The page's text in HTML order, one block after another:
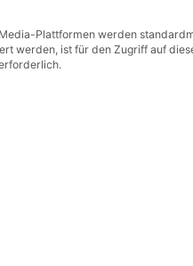
kleineren
oder Fugen bewusst
Grauwacke
mit ordentlichem
Hohlräume, diese
Plattformen werden
werden, ist für den Zugriff auf